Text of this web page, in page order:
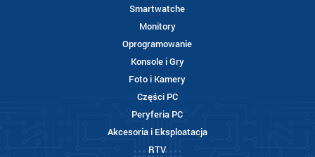
Smartwatche
Monitory
Oprogramowanie
Konsole i Gry
Foto i Kamery
Części PC
Peryferia PC
Akcesoria i Eksploatacja
RTV